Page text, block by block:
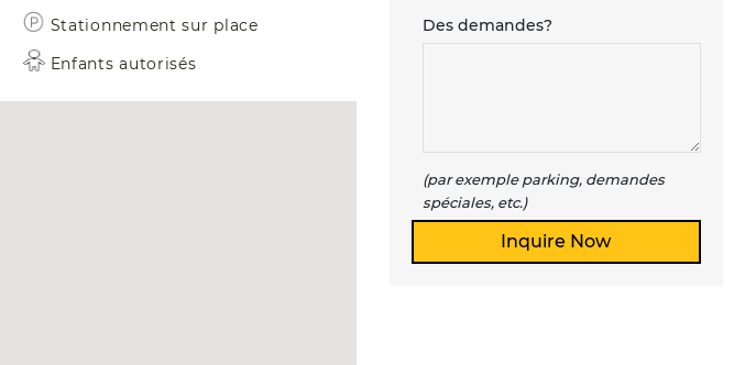
Stationnement sur place
Enfants autorisés
Des demandes?
(par exemple parking, demandes
spéciales, etc.)